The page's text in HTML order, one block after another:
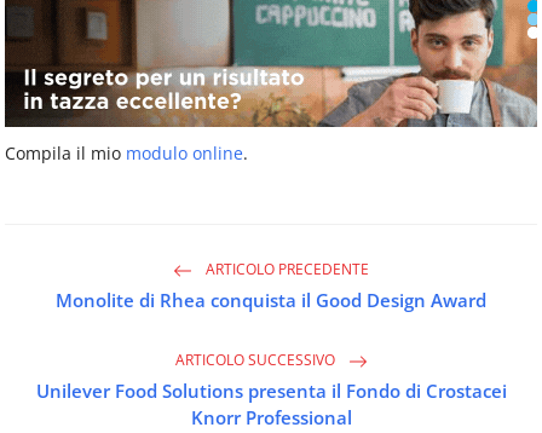
Compila il mio modulo online.
ARTICOLO PRECEDENTE
Monolite di Rhea conquista il Good Design Award
ARTICOLO SUCCESSIVO
Unilever Food Solutions presenta il Fondo di Crostacei
Knorr Professional